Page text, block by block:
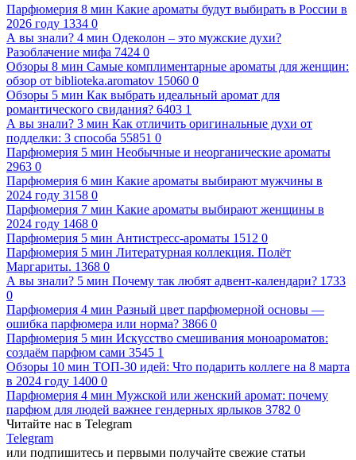
Парфюмерия 8 мин Какие ароматы будут выбирать в России в
2026 году 1334 0
А вы знали? 4 мин Одеколон – это мужские духи?
Разоблачение мифа 7424 0
Обзоры 8 мин Самые комплиментарные ароматы для женщин:
обзор от biblioteka.aromatov 15060 0
Обзоры 5 мин Как выбрать идеальный аромат для
романтического свидания? 6403 1
А вы знали? 3 мин Как отличить оригинальные духи от
подделки: 3 способа 55851 0
Парфюмерия 5 мин Необычные и неорганические ароматы
2963 0
Парфюмерия 6 мин Какие ароматы выбирают мужчины в
2024 году 3158 0
Парфюмерия 7 мин Какие ароматы выбирают женщины в
2024 году 1468 0
Парфюмерия 5 мин Антистресс-ароматы 1512 0
Парфюмерия 5 мин Литературная коллекция. Полёт
Маргариты. 1368 0
А вы знали? 5 мин Почему так любят адвент-календари? 1733
0
Парфюмерия 4 мин Разный цвет парфюмерной основы —
ошибка парфюмера или норма? 3866 0
Парфюмерия 5 мин Искусство смешивания моноароматов:
cоздаём парфюм сами 3545 1
Обзоры 10 мин ТОП-30 идей: Что подарить коллеге на 8 марта
в 2024 году 1400 0
Парфюмерия 4 мин Мужской или женский аромат: почему
парфюм для людей важнее гендерных ярлыков 3782 0
Читайте нас в Telegram
Telegram
или подпишитесь и первыми получайте свежие статьи